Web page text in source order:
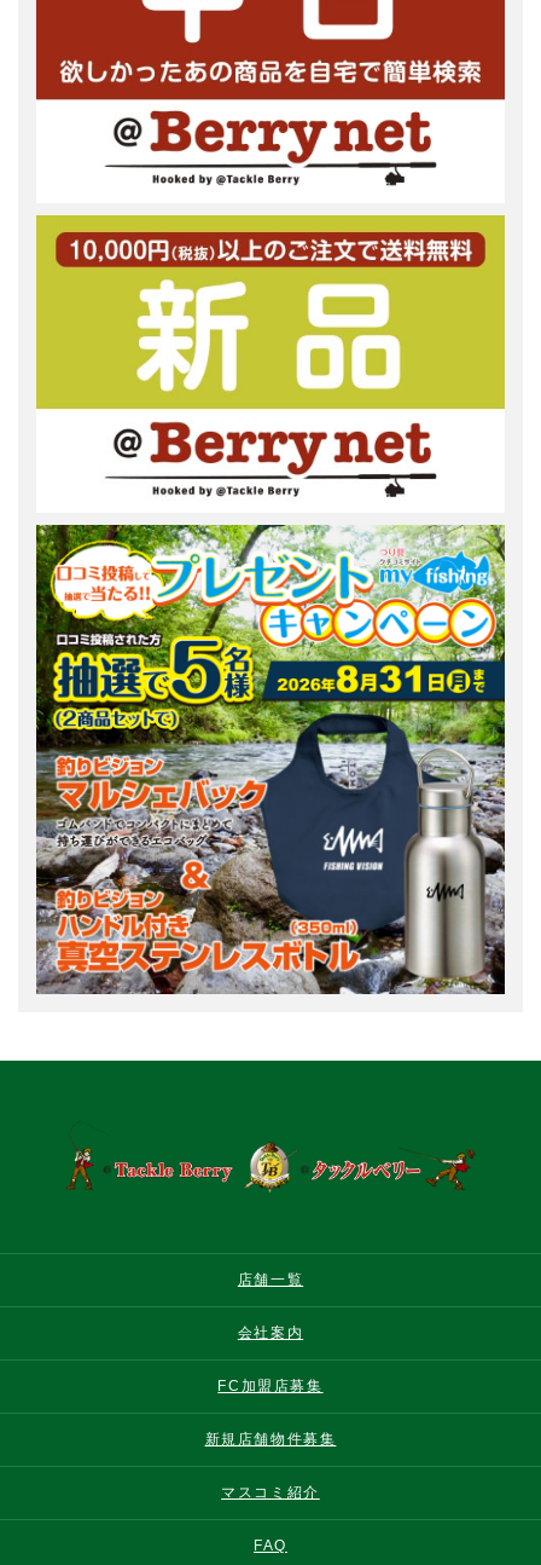
店舗一覧
会社案内
FC加盟店募集
新規店舗物件募集
マスコミ紹介
FAQ